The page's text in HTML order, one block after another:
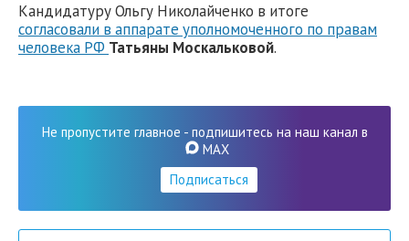
Кандидатуру Ольгу Николайченко в итоге
согласовали в аппарате уполномоченного по правам
человека РФ Татьяны Москальковой.
Не пропустите главное - подпишитесь на наш канал в
MAX
Подписаться